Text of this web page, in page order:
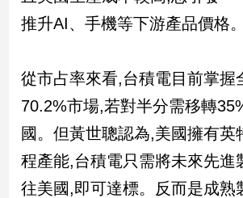
病
毒
專
南
推升AI、手機等下游產品價格。
從市占率來看,台積電目前掌握
70.2%市場,若對半分需移轉
國。但黃世聰認為,美國擁有英
程產能,台積電只需將未來先進
往美國,即可達標。反而是成熟